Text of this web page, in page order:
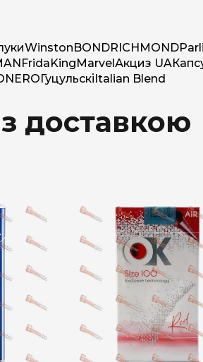
WinstonBONDRICHMOND
FridaKingMarvelАкциз UA
NEROГуцульскіItalian Blend
доставкою